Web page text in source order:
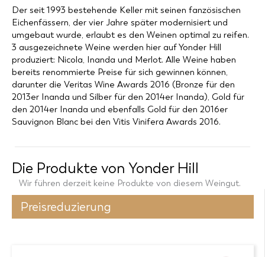
Preisreduzierung
Der seit 1993 bestehende Keller mit seinen fanzösischen
Eichenfässern, der vier Jahre später modernisiert und
umgebaut wurde, erlaubt es den Weinen optimal zu reifen.
3 ausgezeichnete Weine werden hier auf Yonder Hill
produziert: Nicola, Inanda und Merlot. Alle Weine haben
bereits renommierte Preise für sich gewinnen können,
darunter die Veritas Wine Awards 2016 (Bronze für den
2013er Inanda und Silber für den 2014er Inanda), Gold für
den 2014er Inanda und ebenfalls Gold für den 2016er
Sauvignon Blanc bei den Vitis Vinifera Awards 2016.
Die Produkte von Yonder Hill
Wir führen derzeit keine Produkte von diesem Weingut.